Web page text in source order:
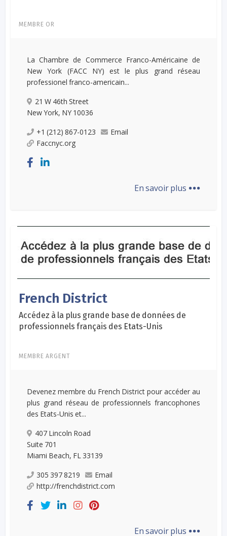
MEMBRE OR
La Chambre de Commerce Franco-Américaine de
New York (FACC NY) est le plus grand réseau
professionel franco-americain...
21 W 46th Street
New York, NY 10036
+1 (212) 867-0123
Email
Faccnyc.org
En savoir plus ...
French District
Accédez à la plus grande base de données de
professionnels français des Etats-Unis
MEMBRE ARGENT
Devenez membre du French District pour accéder au
plus grand réseau de professionnels francophones
des Etats-Unis et...
407 Lincoln Road
Suite 701
Miami Beach, FL 33139
305 397 8219
Email
http://frenchdistrict.com
En savoir plus ...